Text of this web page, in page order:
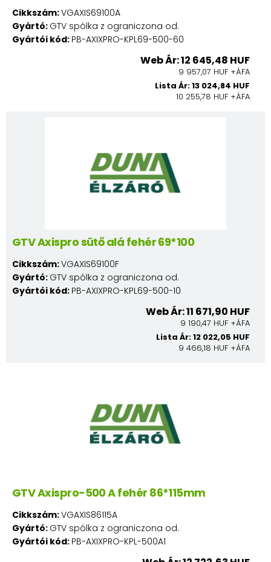
Cikkszám:VGAXIS69100A
Gyártó: GTV spólka z ograniczona od.
Gyártói kód: PB-AXIXPRO-KPL69-500-60
Web Ár: 12 645,48 HUF
9 957,07 HUF +ÁFA
Lista Ár: 13 024,84 HUF
10 255,78 HUF +ÁFA
GTV Axispro sütő alá fehér 69*100
Cikkszám:VGAXIS69100F
Gyártó: GTV spólka z ograniczona od.
Gyártói kód: PB-AXIXPRO-KPL69-500-10
Web Ár: 11 671,90 HUF
9 190,47 HUF +ÁFA
Lista Ár: 12 022,05 HUF
9 466,18 HUF +ÁFA
GTV Axispro-500 A fehér 86*115mm
Cikkszám:VGAXIS86115A
Gyártó: GTV spólka z ograniczona od.
Gyártói kód: PB-AXIXPRO-KPL-500A1